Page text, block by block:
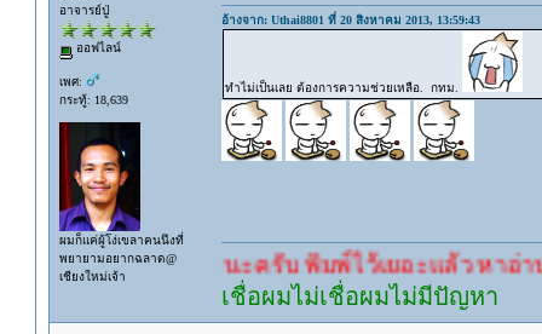
อาจารย์ปู่
ออฟไลน์
เพศ:
กระทู้: 18,639
ผมก็แค่ผู้โง่เขลาคนนึงที่
พยายามอยากฉลาด@
เชียงใหม่เจ้า
อ้างจาก: Uthai8801 ที่ 20 สิงหาคม 2013, 13:59:43
ทำไม่เป็นเลย ต้องการความช่วยเหลือ. กทม.
อคำตอบนะครับ พิมพ์ไว้เยอะแล้ว หาอ่านกันดู
เชื่อผมไม่เชื่อผมไม่มีปัญหา